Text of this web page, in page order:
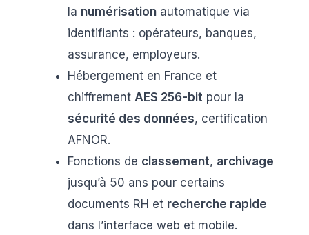
la numérisation automatique via
identifiants : opérateurs, banques,
assurance, employeurs.
Hébergement en France et
chiffrement AES 256-bit pour la
sécurité des données, certification
AFNOR.
Fonctions de classement, archivage
jusqu’à 50 ans pour certains
documents RH et recherche rapide
dans l’interface web et mobile.